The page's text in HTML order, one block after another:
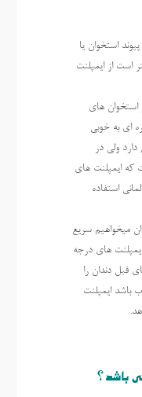
استخوان یا
است از ایمپلنت
استخوان های
ای به خوبی
ولی در
که ایمپلنت های
استفاده
میخواهیم سریع
های درجه
قبل دندان را
باشد ایمپلنت
باشد؟